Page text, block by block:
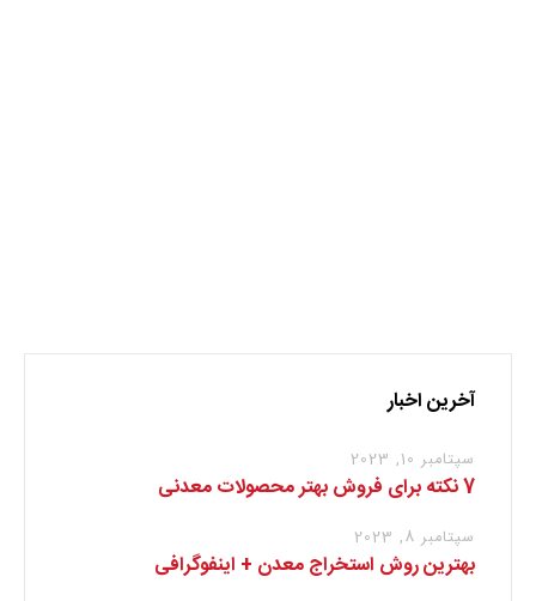
آخرین اخبار
سپتامبر 10, 2023
7 نکته برای فروش بهتر محصولات معدنی
سپتامبر 8, 2023
بهترین روش استخراج معدن + اینفوگرافی